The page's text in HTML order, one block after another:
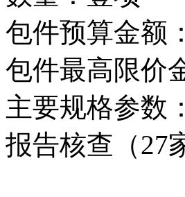
包件预算金额
包件最高限价
主要规格参数
报告核查（27